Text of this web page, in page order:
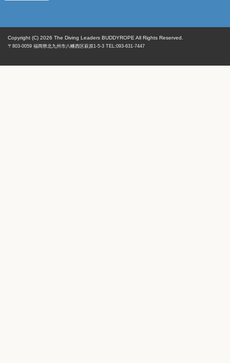
Copyright (C) 2026 The Diving Leaders BUDDYROPE All Rights Reserved.
〒803-0059 福岡県北九州市八幡西区萩原1-5-3 TEL:093-631-7447